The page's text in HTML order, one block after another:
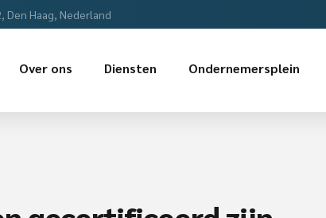
Den Haag, Nederland
Over ons Diensten Ondernemersplein